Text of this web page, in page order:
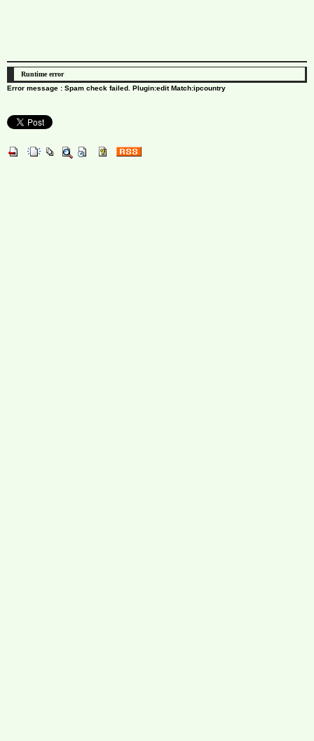
Runtime error
Error message : Spam check failed. Plugin:edit Match:ipcountry